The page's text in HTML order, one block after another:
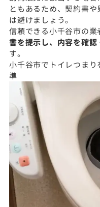
ともあるため、契約書
は避けましょう。
信頼できる小千谷市の業
書を提示し、内容を確
す。
小千谷市でトイレつま
準